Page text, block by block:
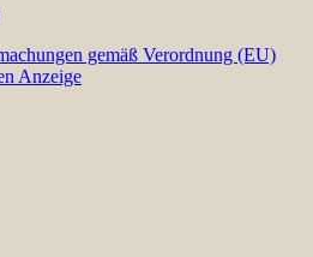
gemäß Verordnung (EU)
Anzeige